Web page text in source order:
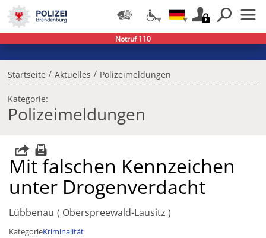
Startseite / Aktuelles / Polizeimeldungen
Kategorie:
Polizeimeldungen
Mit falschen Kennzeichen
unter Drogenverdacht
Lübbenau Oberspreewald-Lausitz
KategorieKriminalität
Notruf 110